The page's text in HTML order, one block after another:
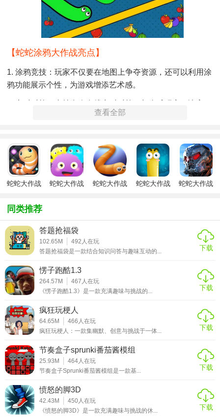
【蛇蛇涂鸦大作战亮点】
1. 涂鸦竞技：玩家不仅要在地图上争夺资源，还可以利用涂
鸦功能展示个性，为游戏增添艺术感。
下，体验紧张刺激的竞技氛围。
洋等，为玩家带来多样化的游戏体验。
4. 成就系统：设有丰富的成就任务，完成挑战可获得丰厚奖
励，提升游戏趣味性。
的图案或文字，展示个性风采。
2. 实时排名：实时更新玩家排名，让玩家随时了解自己的竞
技水平。
3. 社交互动：支持好友添加、聊天等功能，方便玩家之间的
交流与互动。
4. 自定义皮肤：提供多种小蛇皮肤供玩家选择，满足个性化
需求。
【蛇蛇涂鸦大作战优势】
1. 简单易上手：游戏规则简单明了，新手玩家也能快速上
2. 竞技性强：实时对战模式，考验玩家的反应速度和策略能
力。
查看全部
蛇蛇大作战
蛇蛇大作战
蛇蛇大作战
蛇蛇大作战
蛇蛇大作战
同类推荐
答题抢福袋
102.65M 492 人在玩
答题抢福袋是一款结合知识问答与趣味互动的...
下载
愣子跑酷1.3
264.57M 467 人在玩
《愣子跑酷1.3》是一款充满趣味与挑战的...
下载
疯狂玩梗人
64.65M 466 人在玩
疯狂玩梗人：一款集幽默、创意与挑战于一体...
下载
节奏盒子sprunki番茄酱模组
25.93M 464人在玩
节奏盒子Sprunki番茄酱模组是一款基...
下载
愤怒的脚3D
42.43M 450人在玩
《愤怒的脚3D》是一款充满趣味与挑战的休...
下载